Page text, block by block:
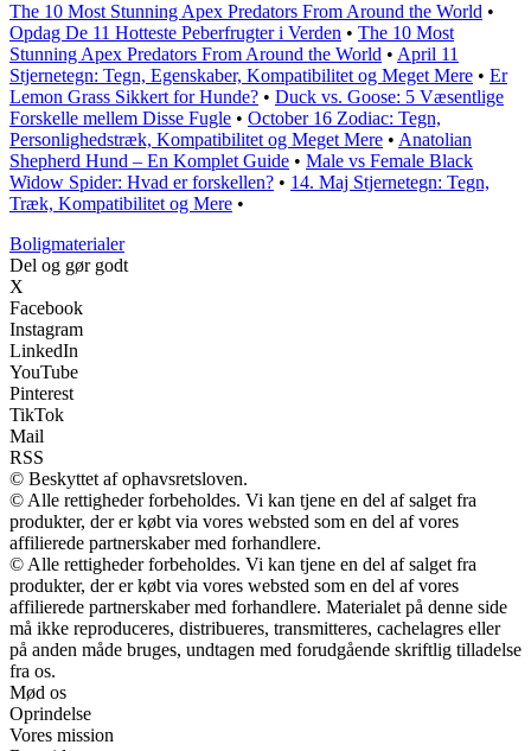
The 10 Most Stunning Apex Predators From Around the World •
Opdag De 11 Hotteste Peberfrugter i Verden • The 10 Most
Stunning Apex Predators From Around the World • April 11
Stjernetegn: Tegn, Egenskaber, Kompatibilitet og Meget Mere • Er
Lemon Grass Sikkert for Hunde? • Duck vs. Goose: 5 Væsentlige
Forskelle mellem Disse Fugle • October 16 Zodiac: Tegn,
Personlighedstræk, Kompatibilitet og Meget Mere • Anatolian
Shepherd Hund – En Komplet Guide • Male vs Female Black
Widow Spider: Hvad er forskellen? • 14. Maj Stjernetegn: Tegn,
Træk, Kompatibilitet og Mere •
Boligmaterialer
Del og gør godt
X
Facebook
Instagram
LinkedIn
YouTube
Pinterest
TikTok
Mail
RSS
© Beskyttet af ophavsretsloven.
© Alle rettigheder forbeholdes. Vi kan tjene en del af salget fra
produkter, der er købt via vores websted som en del af vores
affilierede partnerskaber med forhandlere.
© Alle rettigheder forbeholdes. Vi kan tjene en del af salget fra
produkter, der er købt via vores websted som en del af vores
affilierede partnerskaber med forhandlere. Materialet på denne side
må ikke reproduceres, distribueres, transmitteres, cachelagres eller
på anden måde bruges, undtagen med forudgående skriftlig tilladelse
fra os.
Mød os
Oprindelse
Vores mission